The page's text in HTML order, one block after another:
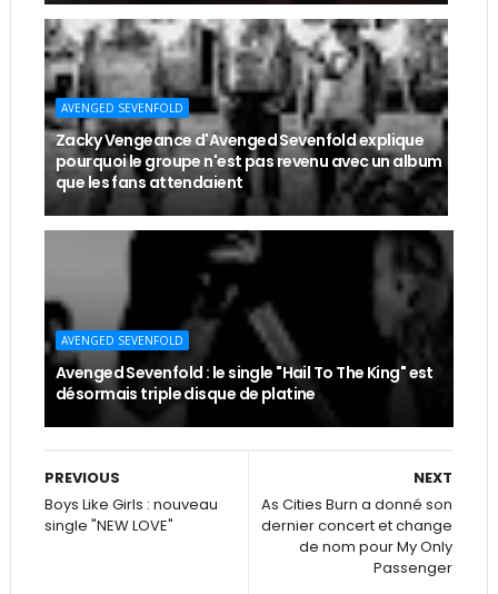
AVENGED SEVENFOLD
Zacky Vengeance d'Avenged Sevenfold explique
pourquoi le groupe n'est pas revenu avec un album
que les fans attendaient
AVENGED SEVENFOLD
Avenged Sevenfold : le single "Hail To The King" est
désormais triple disque de platine
NEXT
As Cities Burn a donné son
dernier concert et change
de nom pour My Only
Passenger
PREVIOUS
Boys Like Girls : nouveau
single "NEW LOVE"